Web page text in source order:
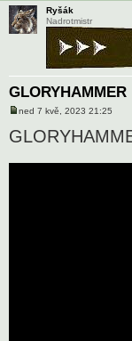
Ryšák
Nadrotmistr
GLORYHAMMER
ř
í
p
ned 7 kvě, 2023 21:25